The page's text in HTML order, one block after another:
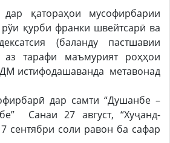
қатораҳои мусофирбарии
қурби франки швейтсарӣ ва
(баланду пастшавии
тарафи маъмурият роҳҳои
истифодашаванда метавонад
дар самти “Душанбе –
Санаи 27 август, “Хуҷанд-
7 сентябри соли равон ба сафар